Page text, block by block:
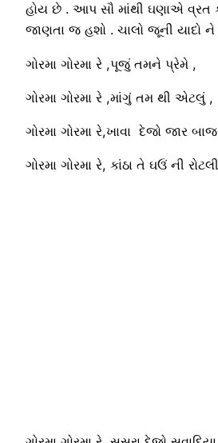
હોય છે . આપ સૌ માંથી ઘણાએ
જાણતા જ હશો . ચાલો જૂની યાદો
ગોરમા ગોરમા રે ,પૂજું તમને પ્રેમે ,
ગોરમા ગોરમા રે ,માંગું તમ થી એટલું ,
ગોરમા ગોરમા રે,ખાવા દેજો જાર
ગોરમા ગોરમા રે, કાંઠા તે ઘઉં ની